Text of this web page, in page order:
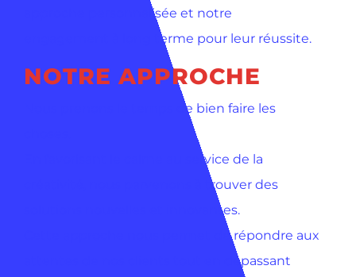
approche personnalisée et notre
engagement à long terme pour leur réussite.
NOTRE APPROCHE
Nous prenons le temps de bien faire les
En favorisant le calme au service de la
créativité, nous parvenons à trouver des
solutions nouvelles et innovantes.
Cette approche nous permet de répondre aux
attentes de nos clients tout en dépassant